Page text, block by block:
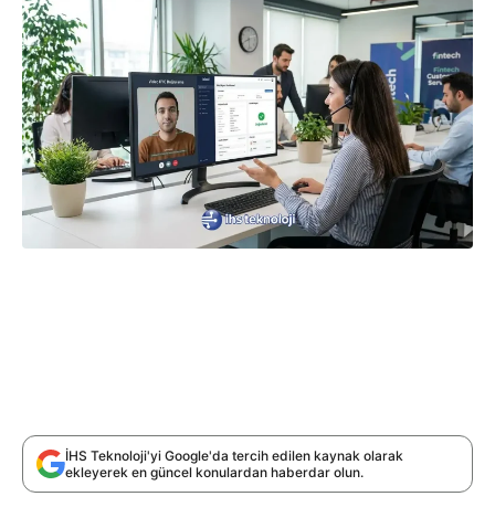
İHS Teknoloji'yi Google'da tercih edilen kaynak olarak
ekleyerek en güncel konulardan haberdar olun.